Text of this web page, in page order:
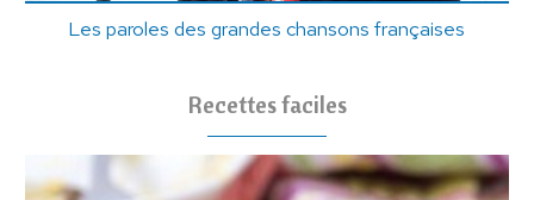
Les paroles des grandes chansons françaises
Recettes faciles